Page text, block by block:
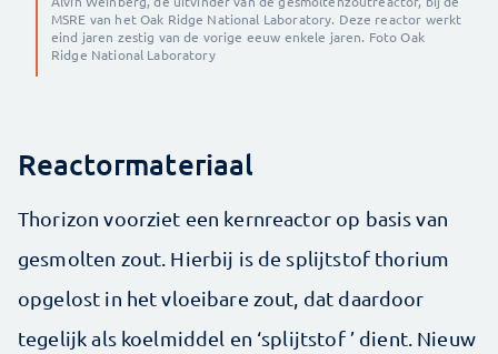
MSRE van het Oak Ridge National Laboratory. Deze reactor werkt
eind jaren zestig van de vorige eeuw enkele jaren. Foto Oak
Ridge National Laboratory
Reactormateriaal
Thorizon voorziet een kernreactor op basis van
gesmolten zout. Hierbij is de splijtstof thorium
opgelost in het vloeibare zout, dat daardoor
tegelijk als koelmiddel en ‘splijtstof ’ dient. Nieuw